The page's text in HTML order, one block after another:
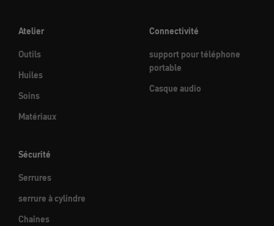
Atelier
Outils
Huiles
Soins
Matériaux
Connectivité
support pour téléphone
portable
Casque audio
Sécurité
Serrures
serrure à cylindre
Chaînes